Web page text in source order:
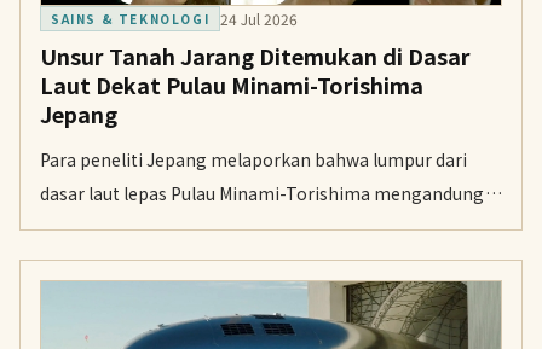
SAINS & TEKNOLOGI 24 Jul 2026
Unsur Tanah Jarang Ditemukan di Dasar
Laut Dekat Pulau Minami-Torishima
Jepang
Para peneliti Jepang melaporkan bahwa lumpur dari
dasar laut lepas Pulau Minami-Torishima mengandung
unsur tanah jarang yang penting bagi produk
berteknologi tinggi. Temuan itu berasal dari uji coba
penambangan di zona ekonomi eksklusif Jepang.